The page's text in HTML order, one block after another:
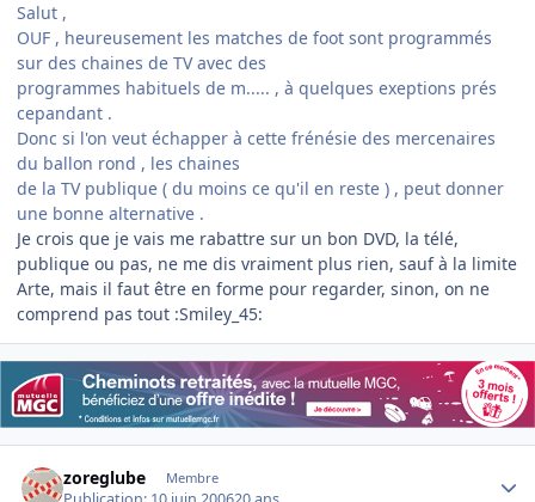
Salut ,
OUF , heureusement les matches de foot sont programmés
sur des chaines de TV avec des
programmes habituels de m..... , à quelques exeptions prés
cepandant .
Donc si l'on veut échapper à cette frénésie des mercenaires
du ballon rond , les chaines
de la TV publique ( du moins ce qu'il en reste ) , peut donner
une bonne alternative .
Je crois que je vais me rabattre sur un bon DVD, la télé,
publique ou pas, ne me dis vraiment plus rien, sauf à la limite
Arte, mais il faut être en forme pour regarder, sinon, on ne
comprend pas tout :Smiley_45:
zoreglube Membre